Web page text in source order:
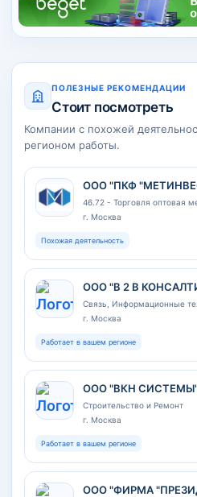
ПОЛЕЗНЫЕ РЕКОМЕНДАЦИИ
Стоит посмотреть
Компании с похожей
регионом работы.
ООО "ПКФ
г. Москва
Похожая деятельность
ООО "В 2 В
Связь, Информационные
г. Москва
Работает в вашем регионе
ООО "ВКН
Строительство и Ремонт
г. Москва
Работает в вашем регионе
ООО "ФИРМА